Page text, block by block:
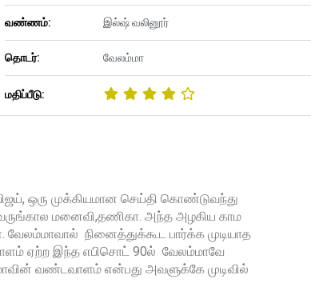
வண்ணம்: இல்ஷ் வலினூர்
தொடர்: வேலம்மா
மதிப்பீடு:
ஒரு முக்கியமான செய்தி கொண்டுவந்து
மனைவி,தணிகா. அந்த அழகிய காம
நினைத்துக்கூட பார்க்க முடியாத
ஏற்ற இந்த எபிசொட் 90ல் வேலம்மாவே
வண்டவாளம் என்பது அவளுக்கே முடிவில்